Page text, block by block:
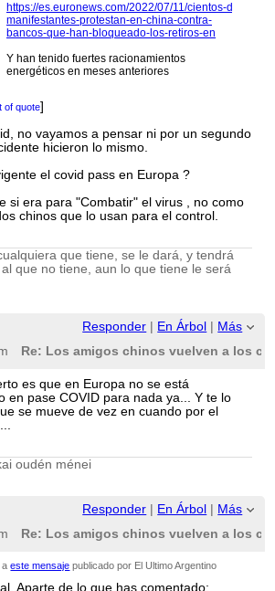
https://es.euronews.com/2022/07/11/cientos-de-
manifestantes-protestan-en-china-contra-
bancos-que-han-bloqueado-los-retiros-en
Y han tenido fuertes racionamientos
energéticos en meses anteriores
pac%C3%ADfico/20211001-china-escasez-
Al final mantener la política Covid cero daría
esto.
...[show rest of quote]
rest of quote]
protestas
claramente.
of quote]
no vayamos a pensar ni por un segundo
hicieron lo mismo.
el covid pass en Europa ?
si era para "Combatir" el virus , no como
chinos que lo usan para el control.
que tiene, se le dará, y tendrá
que no tiene, aun lo que tiene le será
Responder En Árbol
Más
Re: Los amigos chinos vuelven a los
es que en Europa no se está
en pase COVID para nada ya... Y te lo
se mueve de vez en cuando por el
oudén ménei
Responder | En Árbol | Más
Re: Los amigos chinos vuelven a los
aeste mensaje publicado por El Ultimo Argentino
Aparte de lo que has comentado: